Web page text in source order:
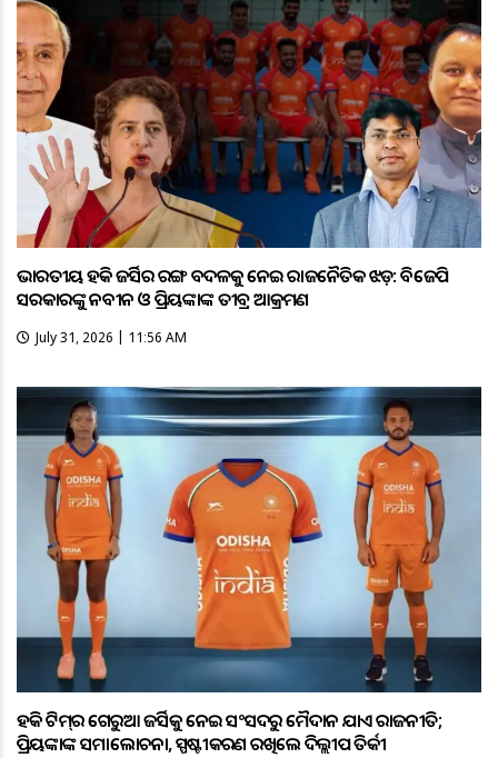
ଭାରତୀୟ ହକି ଜର୍ସିର ରଙ୍ଗ ବଦଳକୁ ନେଇ ରାଜନୈତିକ ଝଡ଼: ବିଜେପି
ସରକାରଙ୍କୁ ନବୀନ ଓ ପ୍ରିୟଙ୍କାଙ୍କ ତୀବ୍ର ଆକ୍ରମଣ
July 31, 2026 | 11:56 AM
ହକି ଟିମ୍‌ର ଗେରୁଆ ଜର୍ସିକୁ ନେଇ ସଂସଦରୁ ମୈଦାନ ଯାଏଁ ରାଜନୀତି;
ପ୍ରିୟଙ୍କାଙ୍କ ସମାଲୋଚନା, ସ୍ପଷ୍ଟୀକରଣ ରଖିଲେ ଦିଲ୍ଲୀପ ତିର୍କୀ